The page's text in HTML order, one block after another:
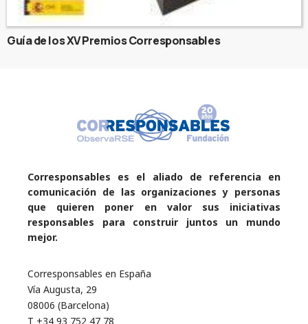
Guía de los XV Premios Corresponsables
Corresponsables es el aliado de referencia en
comunicación de las organizaciones y personas
que quieren poner en valor sus iniciativas
responsables para construir juntos un mundo
mejor.
Corresponsables en España
Vía Augusta, 29
08006 (Barcelona)
T +34 93 752 47 78